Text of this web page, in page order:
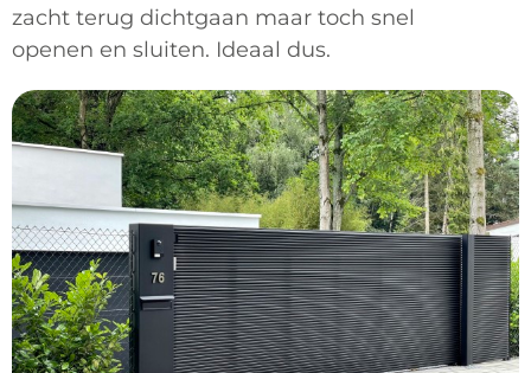
zacht terug dichtgaan maar toch snel
openen en sluiten. Ideaal dus.